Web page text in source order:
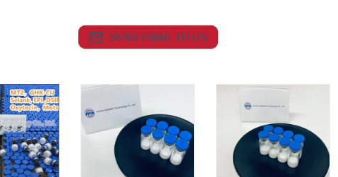
SEND EMAIL TO US